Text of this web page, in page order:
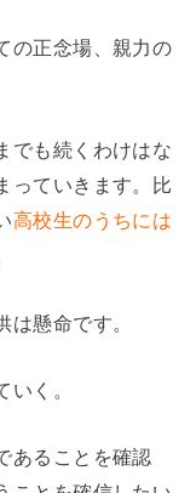
の正念場、親力の
でも続くわけはな
っていきます。比
高校生のうちには
懸命です。
く。
あることを確認